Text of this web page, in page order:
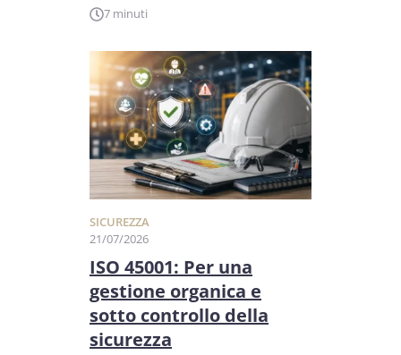
7 minuti
SICUREZZA
21/07/2026
ISO 45001: Per una
gestione organica e
sotto controllo della
sicurezza